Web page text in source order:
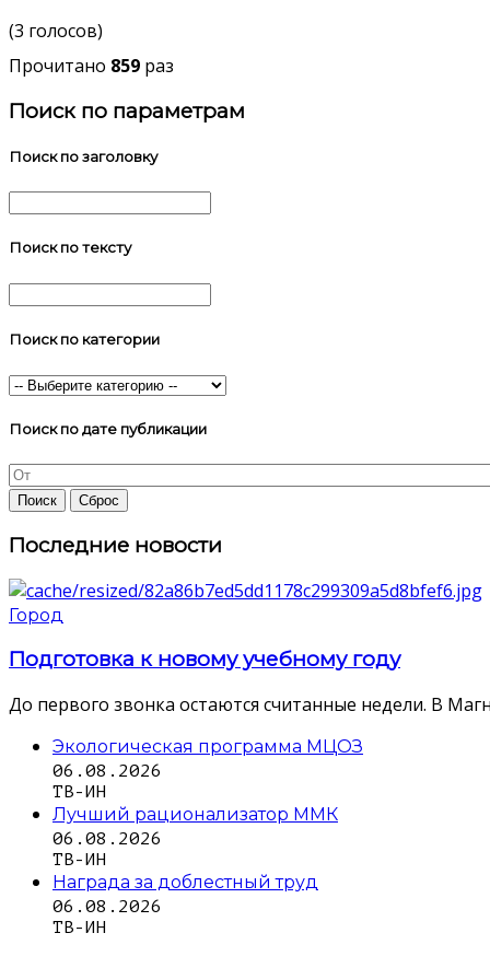
(3 голосов)
Прочитано 859 раз
Поиск по параметрам
Поиск по заголовку
Поиск по тексту
Поиск по категории
Поиск по дате публикации
Последние новости
Город
Подготовка к новому учебному году
До первого звонка остаются считанные недели. В
Экологическая программа МЦОЗ
06.08.2026
ТВ-ИН
Лучший рационализатор ММК
06.08.2026
ТВ-ИН
Награда за доблестный труд
06.08.2026
ТВ-ИН